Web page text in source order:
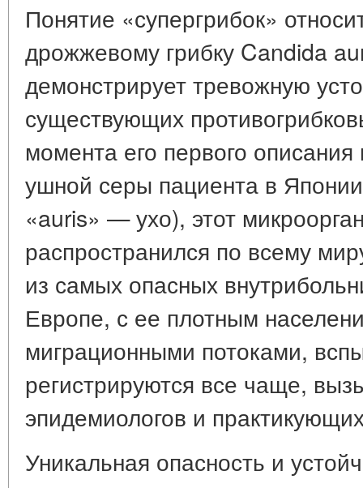
Понятие «супергрибок»
дрожжевому грибку Candida
демонстрирует тревожную
существующих
момента его первого
ушной серы пациента в
«auris» — ухо), этот
распространился по всему
из самых опасных
Европе, с ее плотным
миграционными потоками,
регистрируются все чаще,
эпидемиологов и
Уникальная опасность и